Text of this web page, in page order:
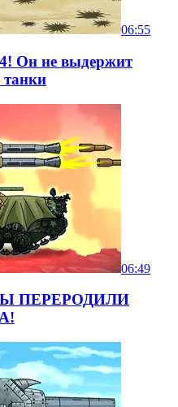
06:55
Он не выдержит
06:49
ПЕРЕРОДИЛИ